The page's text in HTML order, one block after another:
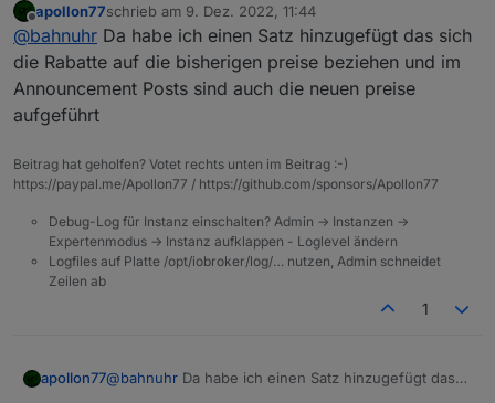
Homepage ok.
#1 noch alt; vielleicht auch ändern.
Offline
apollon77schrieb am 9. Dez. 2022, 11:44
zuletzt editiert von
@bahnuhr Da habe ich einen Satz hinzugefügt das sich
die Rabatte auf die bisherigen preise beziehen und im
Announcement Posts sind auch die neuen preise
aufgeführt
Beitrag hat geholfen? Votet rechts unten im Beitrag :-)
https://paypal.me/Apollon77 / https://github.com/sponsors/Apollon77
Debug-Log für Instanz einschalten? Admin -> Instanzen ->
Expertenmodus -> Instanz aufklappen - Loglevel ändern
Logfiles auf Platte /opt/iobroker/log/… nutzen, Admin schneidet
Zeilen ab
1
apollon77@bahnuhr Da habe ich einen Satz hinzugefügt das